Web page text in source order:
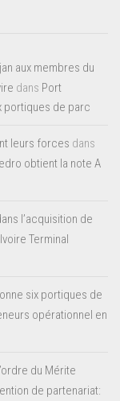
aux membres du
dans Port
portiques de parc
leurs forces dans
obtient la note A
l’acquisition de
Terminal
six portiques de
opérationnel en
du Mérite
de partenariat: